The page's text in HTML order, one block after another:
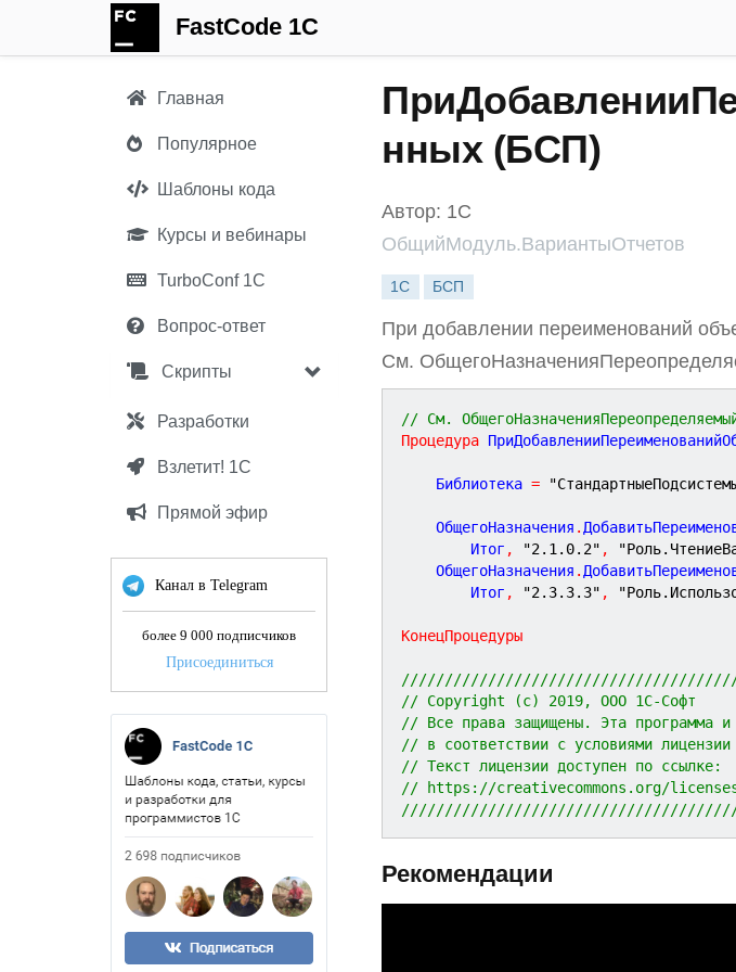
FastCode 1C
Главная
Популярное
Шаблоны кода
Курсы и вебинары
TurboConf 1С
Вопрос-ответ
Скрипты
Разработки
Взлетит! 1С
Прямой эфир
Канал в Telegram
более 9 000 подписчиков
Присоединиться
нных (БСП)
Автор: 1С
ОбщийМодуль.ВариантыОтчетов
1С БСП
При добавлении переименований
См.
// См.
Процедура
	Библиотека
=
	ОбщегоНазначения
.
		Итог
, "2.1.0.2" ,
	ОбщегоНазначения
.
		Итог
, "2.3.3.3" ,
КонецПроцедуры
// Copyright (c) 2019, ООО 1С-Софт
// Все права защищены. Эта программа и
// в соответствии с условиями
// Текст лицензии доступен по ссылке:
// https://creativecommons.org/
Рекомендации